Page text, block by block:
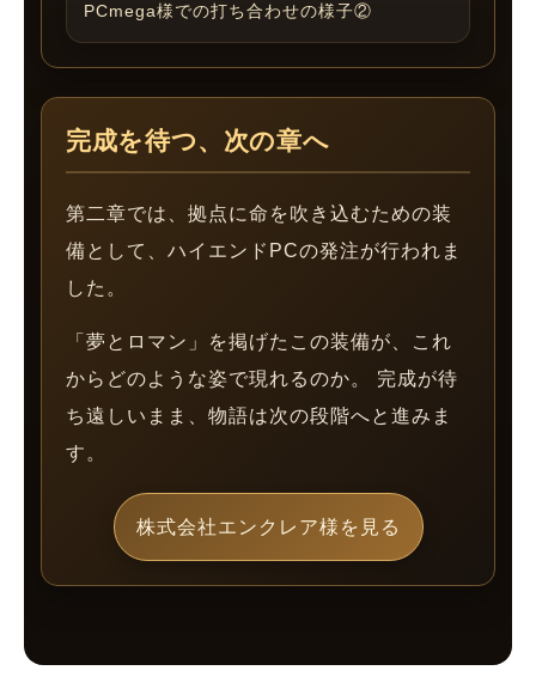
PCmega様での打ち合わせの様子②
完成を待つ、次の章へ
第二章では、拠点に命を吹き込むための装
備として、ハイエンドPCの発注が行われま
した。
「夢とロマン」を掲げたこの装備が、これ
からどのような姿で現れるのか。 完成が待
ち遠しいまま、物語は次の段階へと進みま
す。
株式会社エンクレア様を見る